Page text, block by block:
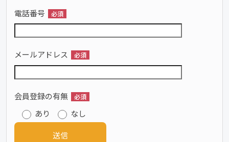
電話番号 必須
メールアドレス 必須
会員登録の有無 必須
あり なし